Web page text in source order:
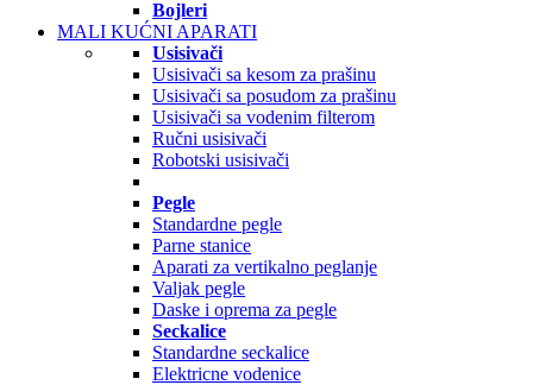
Bojleri
MALI KUĆNI APARATI
Usisivači
Usisivači sa kesom za prašinu
Usisivači sa posudom za prašinu
Usisivači sa vodenim filterom
Ručni usisivači
Robotski usisivači
Pegle
Standardne pegle
Parne stanice
Aparati za vertikalno peglanje
Valjak pegle
Daske i oprema za pegle
Seckalice
Standardne seckalice
Elektricne vodenice